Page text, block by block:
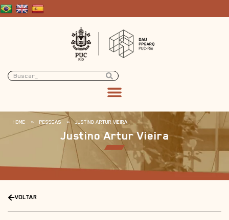
HOME » PESSOAS » JUSTINO ARTUR VIEIRA
Justino Artur Vieira
VOLTAR